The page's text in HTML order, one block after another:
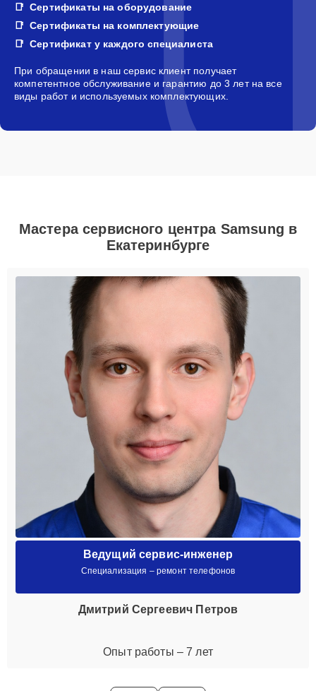
Сертификаты на оборудование
Сертификаты на комплектующие
Сертификат у каждого специалиста
При обращении в наш сервис клиент получает
компетентное обслуживание и гарантию до 3 лет на все
виды работ и используемых комплектующих.
Мастера сервисного центра Samsung в
Екатеринбурге
Ведущий сервис-инженер
Специализация – ремонт телефонов
Дмитрий Сергеевич Петров
Опыт работы – 7 лет